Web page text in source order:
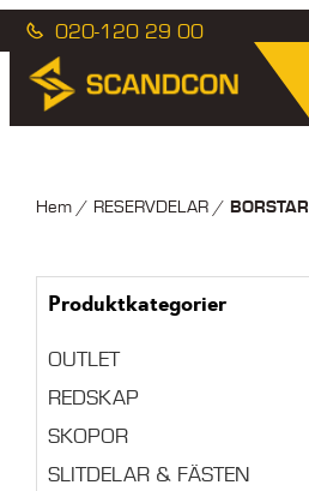
020-120 29 00
Hem/ RESERVDELAR/ BORSTAR
Produktkategorier
OUTLET
REDSKAP
SKOPOR
SLITDELAR & FÄSTEN